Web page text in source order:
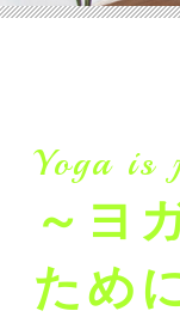
Yoga is
～ヨ
ため